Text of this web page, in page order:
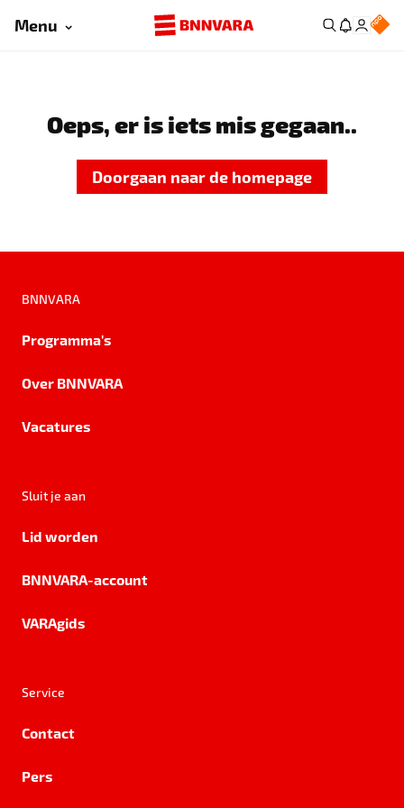
Menu
Oeps, er is iets mis gegaan..
Doorgaan naar de homepage
BNNVARA
Programma's
Over BNNVARA
Vacatures
Sluit je aan
Lid worden
BNNVARA-account
VARAgids
Service
Contact
Pers